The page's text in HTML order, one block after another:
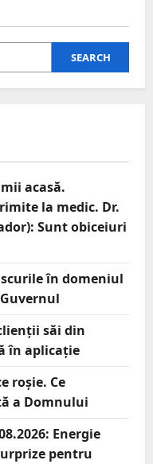
SEARCH
acasă.
la medic. Dr.
Sunt obiceiuri
în domeniul
săi din
în aplicație
roșie. Ce
a Domnului
Energie
pentru